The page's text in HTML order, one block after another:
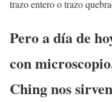
trazo entero o trazo
Pero a día de
con
Ching nos